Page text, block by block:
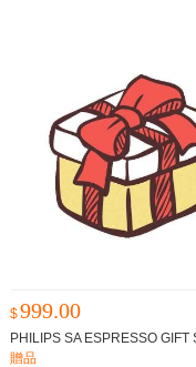
$999.00
PHILIPS SA ESPRESSO GIFT
贈品